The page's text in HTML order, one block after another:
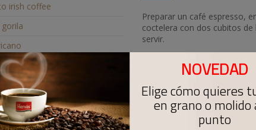
irish coffee
Preparar un café espresso,
coctelera con dos cubitos
servir.
NOVEDAD
Elige cómo quieres
en grano o molido
punto